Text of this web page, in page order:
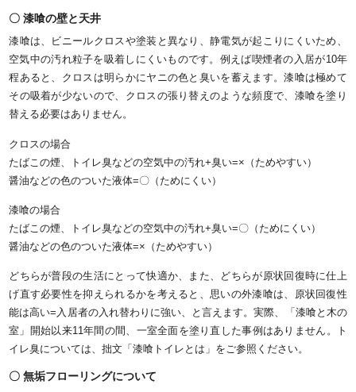
〇 漆喰の壁と天井
漆喰は、ビニールクロスや塗装と異なり、静電気が起こりにくいため、
空気中の汚れ粒子を吸着しにくいものです。例えば喫煙者の入居が10年
程あると、クロスは明らかにヤニの色と臭いを蓄えます。漆喰は極めて
その吸着が少ないので、クロスの張り替えのような頻度で、漆喰を塗り
替える必要はありません。
クロスの場合
たばこの煙、トイレ臭などの空気中の汚れ+臭い=×（ためやすい）
醤油などの色のついた液体=〇（ためにくい）
漆喰の場合
たばこの煙、トイレ臭などの空気中の汚れ+臭い=〇（ためにくい）
醤油などの色のついた液体=×（ためやすい）
どちらが普段の生活にとって快適か、また、どちらが原状回復時に仕上
げ直す必要性を抑えられるかを考えると、思いの外漆喰は、原状回復性
能は高い=入居者の入れ替わりに強い、と言えます。実際、「漆喰と木の
室」開始以来11年間の間、一室全面を塗り直した事例はありません。ト
イレ臭については、拙文「漆喰トイレとは」をご参照ください。
〇 無垢フローリングについて